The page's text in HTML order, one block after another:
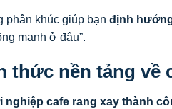
phân khúc giúp bạn định
mạnh ở đâu”.
thức nền tảng về
nghiệp cafe rang xay thành